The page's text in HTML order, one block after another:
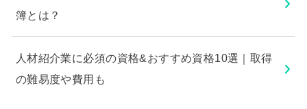
簿とは？
人材紹介業に必須の資格&おすすめ資格10選｜取得
の難易度や費用も